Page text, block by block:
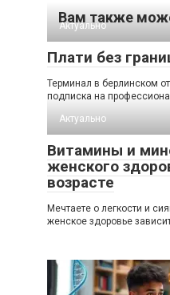
Вам также
Актуально
Плати без
Терминал в берлинском
подписка на
Актуально
Витамины и
женского
возрасте
Мечтаете о легкости и
женское здоровье